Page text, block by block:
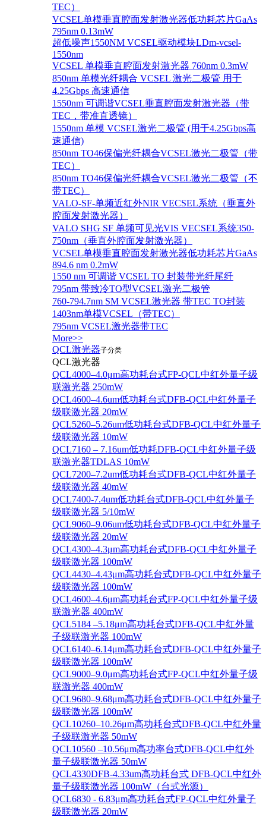
TEC）
VCSEL单模垂直腔面发射激光器低功耗芯片GaAs
795nm 0.13mW
超低噪声1550NM VCSEL驱动模块LDm-vcsel-
1550nm
VCSEL 单模垂直腔面发射激光器 760nm 0.3mW
850nm 单模光纤耦合 VCSEL 激光二极管 用于
4.25Gbps 高速通信
1550nm 可调谐VCSEL垂直腔面发射激光器（带
TEC，带准直透镜）
1550nm 单模 VCSEL激光二极管 (用于4.25Gbps高
速通信)
850nm TO46保偏光纤耦合VCSEL激光二极管（带
TEC）
850nm TO46保偏光纤耦合VCSEL激光二极管（不
带TEC）
VALO-SF-单频近红外NIR VECSEL系统（垂直外
腔面发射激光器）
VALO SHG SF 单频可见光VIS VECSEL系统350-
750nm（垂直外腔面发射激光器）
VCSEL单模垂直腔面发射激光器低功耗芯片GaAs
894.6 nm 0.2mW
1550 nm 可调谐 VCSEL TO 封装带光纤尾纤
795nm 带致冷TO型VCSEL激光二极管
760-794.7nm SM VCSEL激光器 带TEC TO封装
1403nm单模VCSEL（带TEC）
795nm VCSEL激光器带TEC
More>>
QCL激光器子分类
QCL激光器
QCL4000–4.0μm高功耗台式FP-QCL中红外量子级
联激光器 250mW
QCL4600–4.6um低功耗台式DFB-QCL中红外量子
级联激光器 20mW
QCL5260–5.26um低功耗台式DFB-QCL中红外量子
级联激光器 10mW
QCL7160 – 7.16um低功耗DFB-QCL中红外量子级
联激光器TDLAS 10mW
QCL7200–7.2um低功耗台式DFB-QCL中红外量子
级联激光器 40mW
QCL7400-7.4um低功耗台式DFB-QCL中红外量子
级联激光器 5/10mW
QCL9060–9.06um低功耗台式DFB-QCL中红外量子
级联激光器 20mW
QCL4300–4.3μm高功耗台式DFB-QCL中红外量子
级联激光器 100mW
QCL4430–4.43μm高功耗台式DFB-QCL中红外量子
级联激光器 100mW
QCL4600–4.6μm高功耗台式FP-QCL中红外量子级
联激光器 400mW
QCL5184 –5.18μm高功耗台式DFB-QCL中红外量
子级联激光器 100mW
QCL6140–6.14μm高功耗台式DFB-QCL中红外量子
级联激光器 100mW
QCL9000–9.0μm高功耗台式FP-QCL中红外量子级
联激光器 400mW
QCL9680–9.68μm高功耗台式DFB-QCL中红外量子
级联激光器 100mW
QCL10260–10.26μm高功耗台式DFB-QCL中红外量
子级联激光器 50mW
QCL10560 –10.56μm高功率台式DFB-QCL中红外
量子级联激光器 50mW
QCL4330DFB-4.33um高功耗台式 DFB-QCL中红外
量子级联激光器 100mW（台式光源）
QCL6830 - 6.83μm高功耗台式FP-QCL中红外量子
级联激光器 20mW